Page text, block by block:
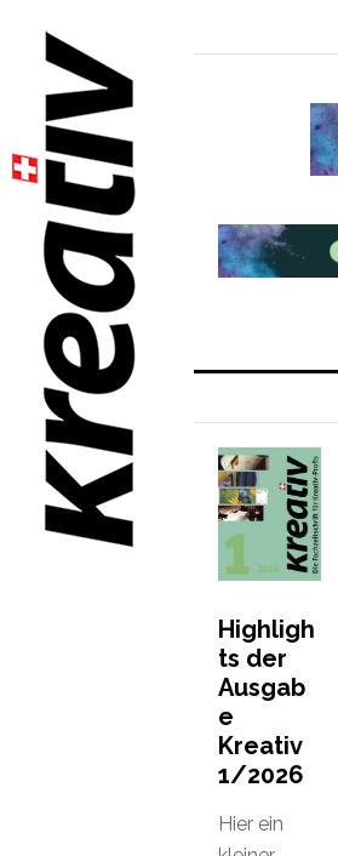
Highligh
ts der
Ausgab
e
Kreativ
1/2026
Hier ein